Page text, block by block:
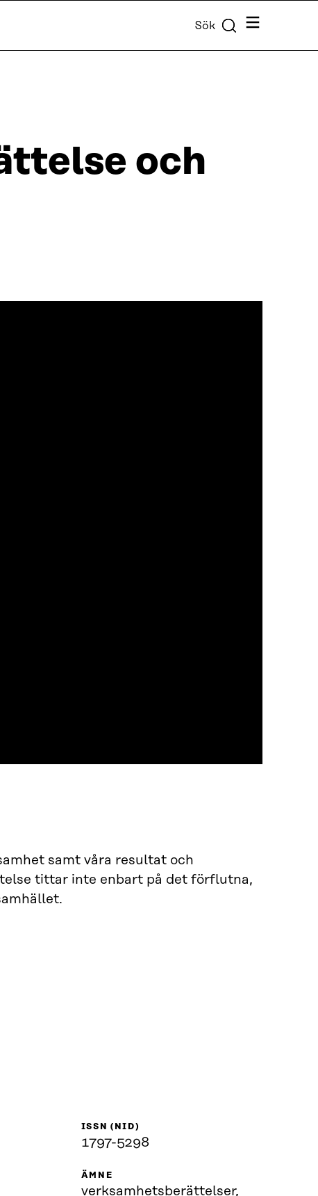
Sök Meny
och
samt våra resultat och
tittar inte enbart på det förflutna,
ISSN (NID)
1797-5298
ÄMNE
verksamhetsberättelser,